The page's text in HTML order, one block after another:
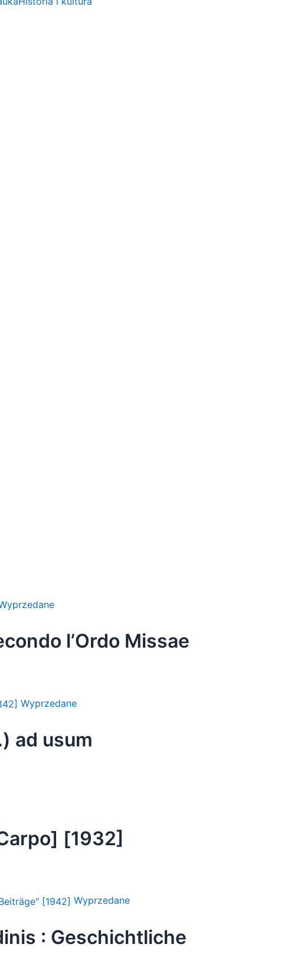
l’Ordo Missae
Wyprzedane
ad usum
[1932]
Wyprzedane
: Geschichtliche